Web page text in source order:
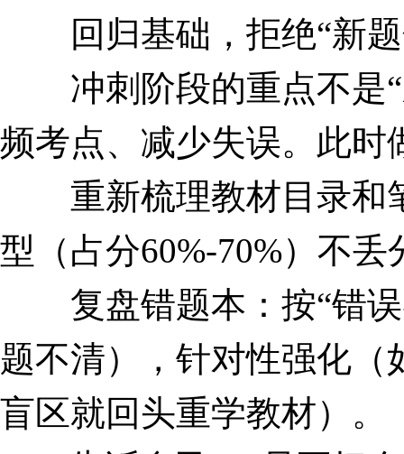
回归基础，拒绝“新题
冲刺阶段的重点不是“
频考点、减少失误。此时
重新梳理教材目录和笔
型（占分60%-70%）不丢
复盘错题本：按“错误
题不清），针对性强化
盲区就回头重学教材）。